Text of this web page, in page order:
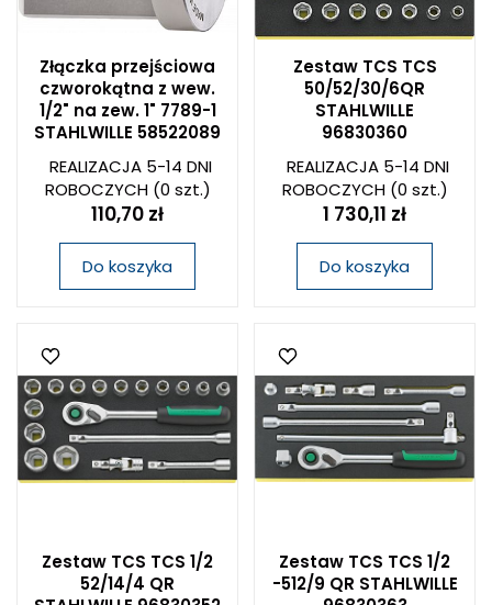
Złączka przejściowa
czworokątna z wew.
1/2" na zew. 1" 7789-1
STAHLWILLE 58522089
REALIZACJA 5-14 DNI
ROBOCZYCH(0 szt.)
110,70 zł
Do koszyka
Zestaw TCS TCS
50/52/30/6QR
STAHLWILLE
96830360
REALIZACJA 5-14 DNI
ROBOCZYCH(0 szt.)
1 730,11 zł
Do koszyka
Zestaw TCS TCS 1/2
52/14/4 QR
Zestaw TCS TCS 1/2
-512/9 QR STAHLWILLE